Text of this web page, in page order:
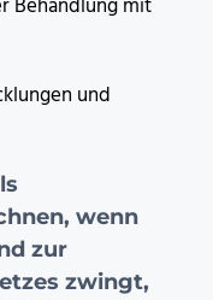
Behandlung mit
und
wenn
zur
zwingt,